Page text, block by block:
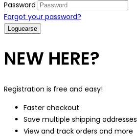
Password
Forgot your password?
NEW HERE?
Registration is free and easy!
Faster checkout
Save multiple shipping addresses
View and track orders and more